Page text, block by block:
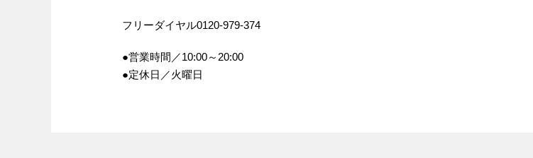
フリーダイヤル0120-979-374
●営業時間／10:00～20:00
●定休日／火曜日